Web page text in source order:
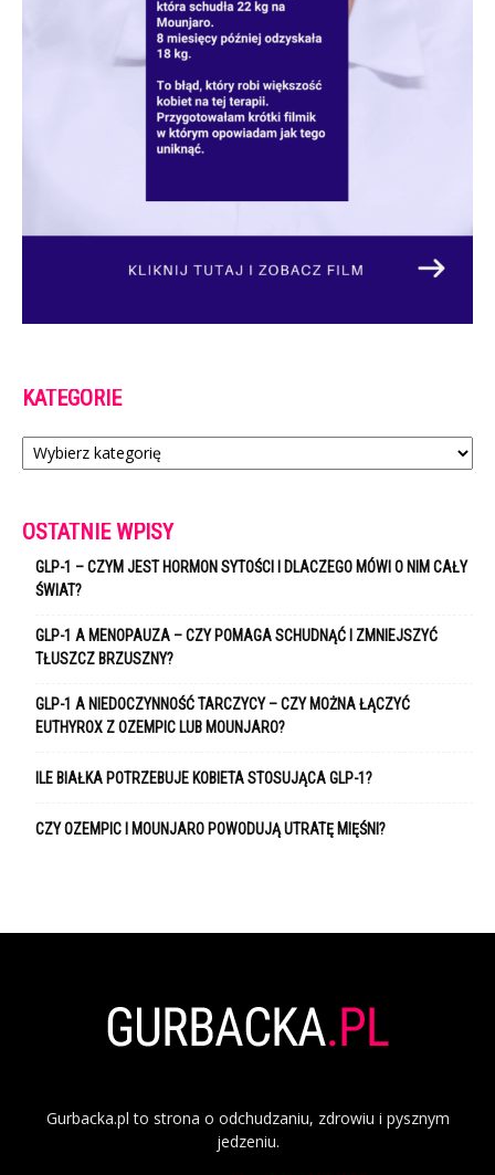
KATEGORIE
Kategorie
OSTATNIE WPISY
GLP-1 – CZYM JEST HORMON SYTOŚCI I DLACZEGO MÓWI O NIM CAŁY
ŚWIAT?
GLP-1 A MENOPAUZA – CZY POMAGA SCHUDNĄĆ I ZMNIEJSZYĆ
TŁUSZCZ BRZUSZNY?
GLP-1 A NIEDOCZYNNOŚĆ TARCZYCY – CZY MOŻNA ŁĄCZYĆ
EUTHYROX Z OZEMPIC LUB MOUNJARO?
ILE BIAŁKA POTRZEBUJE KOBIETA STOSUJĄCA GLP-1?
CZY OZEMPIC I MOUNJARO POWODUJĄ UTRATĘ MIĘŚNI?
Gurbacka.pl to strona o odchudzaniu, zdrowiu i pysznym
jedzeniu.